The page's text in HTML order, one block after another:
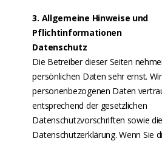
3. Allgemeine Hinweise und
Pflichtinformationen
Datenschutz
Die Betreiber dieser Seiten
persönlichen Daten sehr ernst.
personenbezogenen Daten
entsprechend der gesetzlichen
Datenschutzvorschriften sowie
Datenschutzerklärung. Wenn Sie